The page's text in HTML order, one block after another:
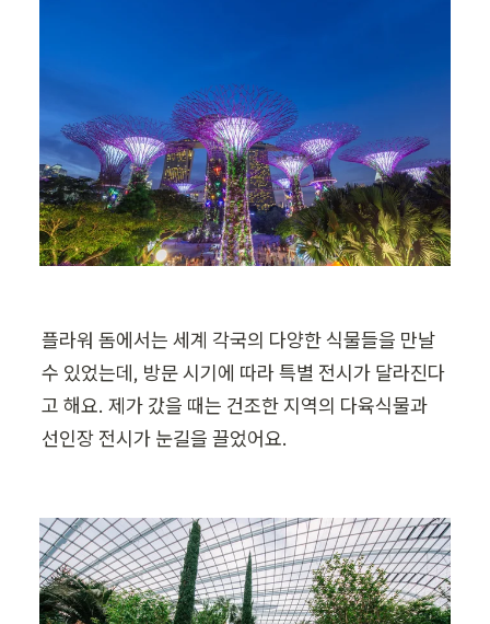
플라워 돔에서는 세계 각국의 다양한 식물들을 만날
수 있었는데, 방문 시기에 따라 특별 전시가 달라진다
고 해요. 제가 갔을 때는 건조한 지역의 다육식물과
선인장 전시가 눈길을 끌었어요.